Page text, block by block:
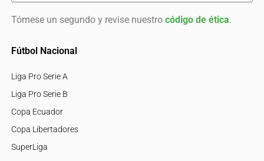
Tómese un segundo y revise nuestro código de ética.
Fútbol Nacional
Liga Pro Serie A
Liga Pro Serie B
Copa Ecuador
Copa Libertadores
SuperLiga